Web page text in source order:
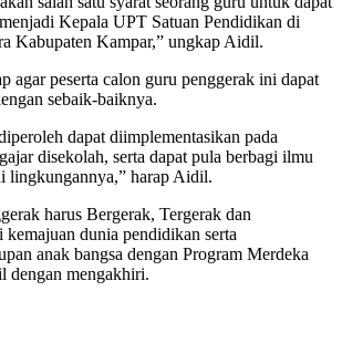
Kepala UPT Satuan Pendidikan di
Kabupaten Kampar,” ungkap Aidil.
agar peserta calon guru penggerak ini dapat
sebaik-baiknya.
dapat diimplementasikan pada
disekolah, serta dapat pula berbagi ilmu
lingkungannya,” harap Aidil.
harus Bergerak, Tergerak dan
dunia pendidikan serta
anak bangsa dengan Program Merdeka
dengan mengakhiri.